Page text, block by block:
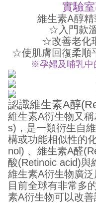
實驗
維生素A醇
☆入門款
☆改善老化
☆使肌膚回復柔順
※孕婦及哺乳中
認識維生素A醇
維生素A衍生物又
s)，是一類衍生自
構或功能相似性的
nol) 、維生素A醛
酸(Retinoic acid)與
維生素A衍生物廣
目前全球有非常多
素A衍生物可以改善